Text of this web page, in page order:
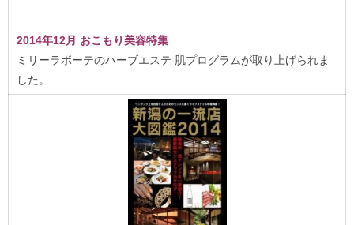
2014年12月 おこもり美容特集
ミリーラボーテのハーブエステ 肌プログラムが取り上げられま
した。